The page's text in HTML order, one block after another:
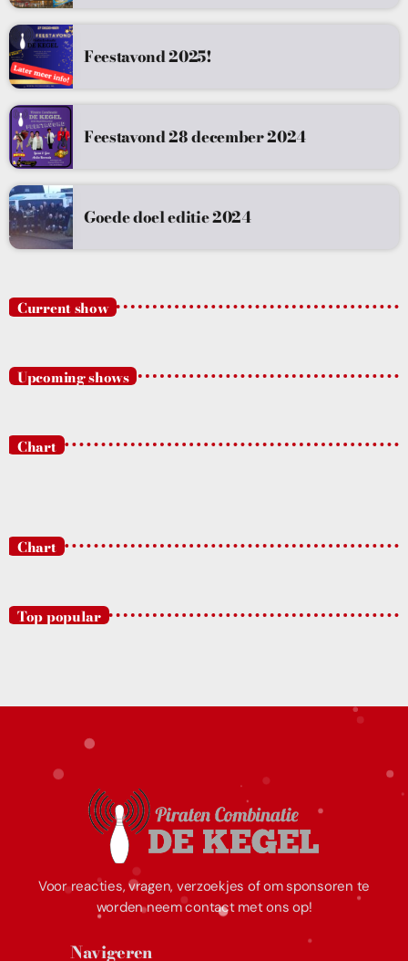
Feestavond 2025!
Feestavond 28 december 2024
Goede doel editie 2024
Current show
Upcoming shows
Chart
Chart
Top popular
Voor reacties, vragen, verzoekjes of om sponsoren te
worden neem contact met ons op!
Navigeren